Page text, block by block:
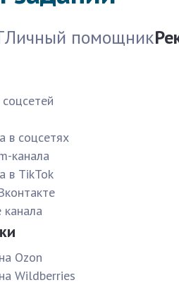
Личный помощник
в соцсетях
канала
в TikTok
Ozon
Wildberries